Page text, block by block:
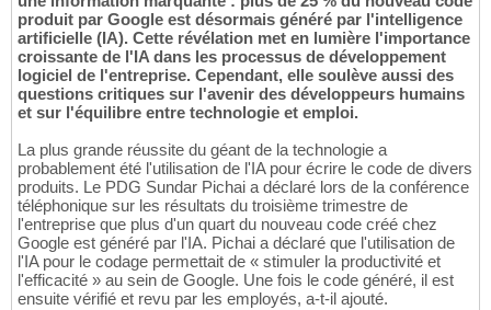
produit par Google est désormais généré par l'intelligence
artificielle (IA). Cette révélation met en lumière l'importance
croissante de l'IA dans les processus de développement
logiciel de l'entreprise. Cependant, elle soulève aussi des
questions critiques sur l'avenir des développeurs humains
et sur l'équilibre entre technologie et emploi.
La plus grande réussite du géant de la technologie a
probablement été l'utilisation de l'IA pour écrire le code de divers
produits. Le PDG Sundar Pichai a déclaré lors de la conférence
téléphonique sur les résultats du troisième trimestre de
l'entreprise que plus d'un quart du nouveau code créé chez
Google est généré par l'IA. Pichai a déclaré que l'utilisation de
l'IA pour le codage permettait de « stimuler la productivité et
l'efficacité » au sein de Google. Une fois le code généré, il est
ensuite vérifié et revu par les employés, a-t-il ajouté.